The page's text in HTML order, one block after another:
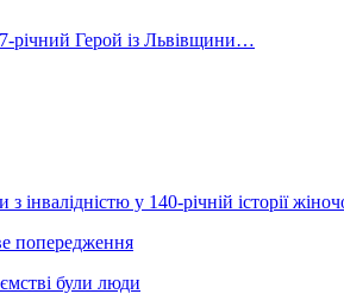
річний Герой із Львівщини…
у 140-річній історії
попередження
були люди